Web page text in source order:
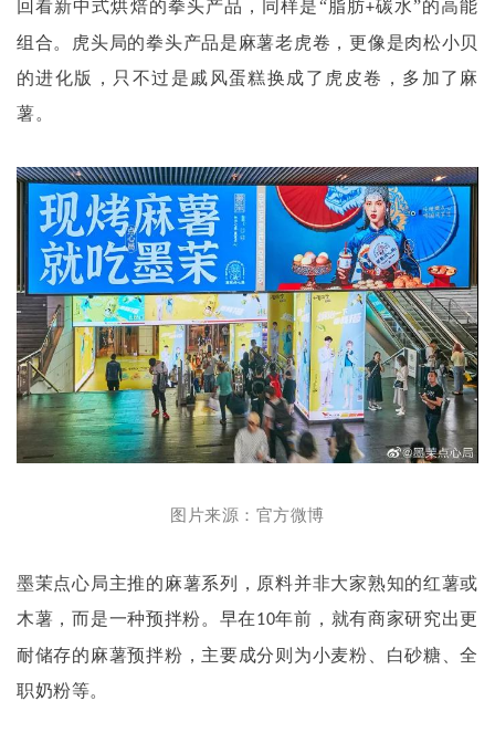
回看新中式烘焙的拳头产品，同样是“脂肪+碳水”的高能
组合。虎头局的拳头产品是麻薯老虎卷，更像是肉松小贝
的进化版，只不过是戚风蛋糕换成了虎皮卷，多加了麻
薯。
图片来源：官方微博
墨茉点心局主推的麻薯系列，原料并非大家熟知的红薯或
木薯，而是一种预拌粉。早在10年前，就有商家研究出更
耐储存的麻薯预拌粉，主要成分则为小麦粉、白砂糖、全
职奶粉等。